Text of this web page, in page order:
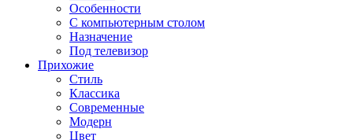
Особенности
С компьютерным столом
Назначение
Под телевизор
Прихожие
Стиль
Классика
Современные
Модерн
Цвет